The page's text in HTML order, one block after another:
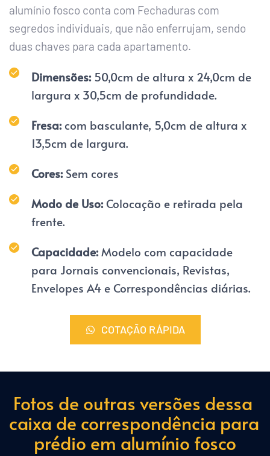
alumínio fosco conta com Fechaduras com
segredos individuais, que não enferrujam, sendo
duas chaves para cada apartamento.
Dimensões: 50,0cm de altura x 24,0cm de
largura x 30,5cm de profundidade.
Fresa: com basculante, 5,0cm de altura x
13,5cm de largura.
Cores: Sem cores
Modo de Uso: Colocação e retirada pela
frente.
Capacidade: Modelo com capacidade
para Jornais convencionais, Revistas,
Envelopes A4 e Correspondências diárias.
COTAÇÃO RÁPIDA
Fotos de outras versões dessa
caixa de correspondência para
prédio em alumínio fosco